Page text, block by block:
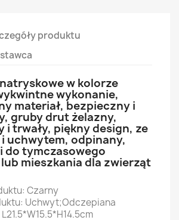
produktu
w kolorze
wykonanie,
materiał, bezpieczny i
gruby drut żelazny,
i trwały, piękny design, ze
uchwytem, odpinany,
do tymczasowego
mieszkania dla zwierząt
Czarny
Uchwyt;Odczepiana